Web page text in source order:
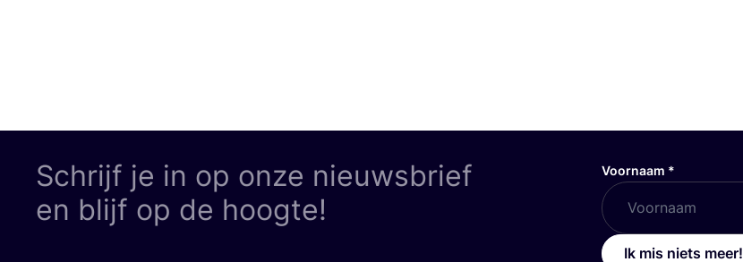
Schrijf je in op onze nieuwsbrief
en blijf op de hoogte!
Voornaam *
Ik mis niets meer!